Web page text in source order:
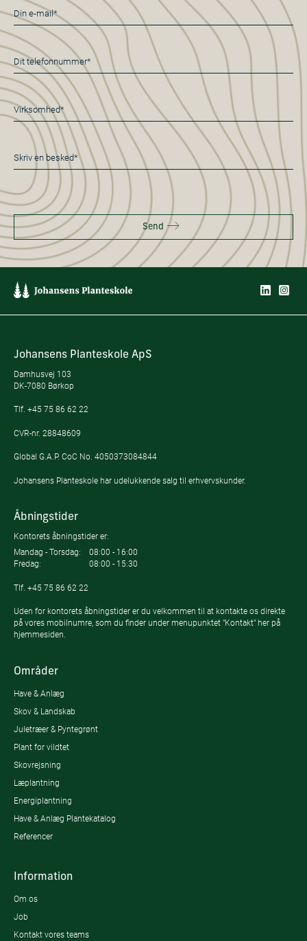
E-
mail
*
Telefon
*
Virksomhed*
*
Besked
*
Send
Johansens Planteskole ApS
Damhusvej 103
DK-7080 Børkop
Tlf. +45 75 86 62 22
CVR-nr. 28848609
Global G.A.P. CoC No. 4050373084844
Johansens Planteskole har udelukkende salg til erhvervskunder.
Åbningstider
Kontorets åbningstider er:
Mandag - Torsdag:
08:00 - 16:00
Fredag:
08:00 - 15:30
Tlf. +45 75 86 62 22
Uden for kontorets åbningstider er du velkommen til at kontakte os direkte
på vores mobilnumre, som du finder under menupunktet "Kontakt" her på
hjemmesiden.
Områder
Have & Anlæg
Skov & Landskab
Juletræer & Pyntegrønt
Plant for vildtet
Skovrejsning
Læplantning
Energiplantning
Have & Anlæg Plantekatalog
Referencer
Information
Om os
Job
Kontakt vores teams